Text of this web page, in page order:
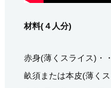
材料(４人分)
赤身(薄くスライス)・
畝須または本皮(薄く